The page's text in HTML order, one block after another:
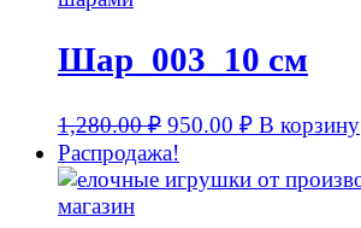
Шар_003_10 см
1,280.00₽ 950.00 ₽ В корзину
Распродажа!